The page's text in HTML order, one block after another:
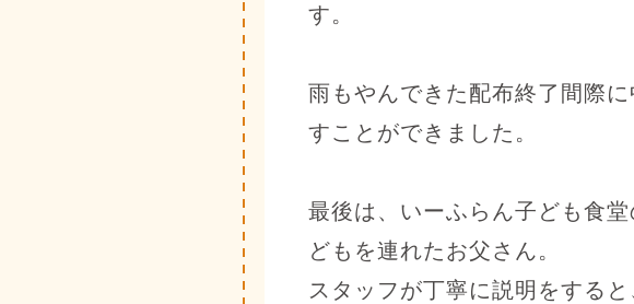
す。
雨もやんできた配布終了間際
すことができました。
最後は、いーふらん子ども食
どもを連れたお父さん。
スタッフが丁寧に説明をする